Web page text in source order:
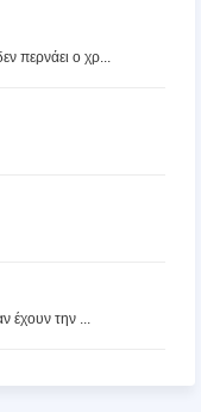
περνάει ο χρ...
έχουν την ...